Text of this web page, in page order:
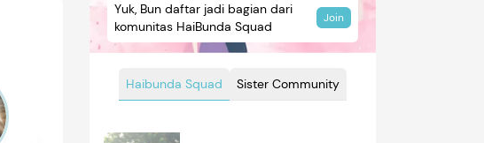
Haibunda Squad Sister Community
Yuk, Bun daftar jadi bagian dari
komunitas HaiBunda Squad
Join